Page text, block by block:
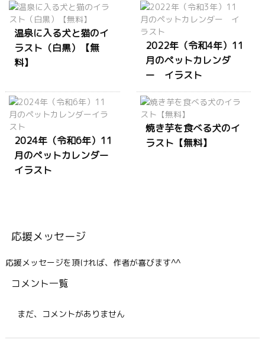
温泉に入る犬と猫のイ
ラスト（白黒）【無
料】
2022年（令和4年）11
月のペットカレンダ
ー イラスト
2024年（令和6年）11
月のペットカレンダー
イラスト
焼き芋を食べる犬のイ
ラスト【無料】
応援メッセージ
応援メッセージを頂ければ、作者が喜びます^^
コメント一覧
まだ、コメントがありません